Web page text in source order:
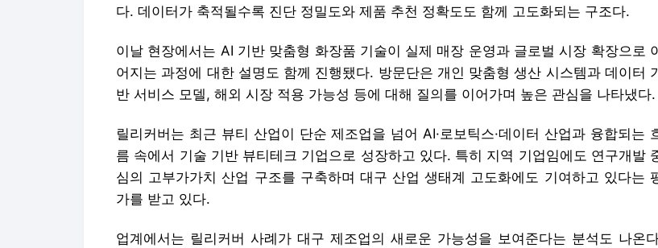
다. 데이터가 축적될수록 진단 정밀도와 제품 추천 정확도도 함께 고도화되는 구조다.
이날 현장에서는 AI 기반 맞춤형 화장품 기술이 실제 매장 운영과 글로벌 시장 확장으로
어지는 과정에 대한 설명도 함께 진행됐다. 방문단은 개인 맞춤형 생산 시스템과 데이터
반 서비스 모델, 해외 시장 적용 가능성 등에 대해 질의를 이어가며 높은 관심을 나타냈다.
릴리커버는 최근 뷰티 산업이 단순 제조업을 넘어 AI·로보틱스·데이터 산업과 융합되는
름 속에서 기술 기반 뷰티테크 기업으로 성장하고 있다. 특히 지역 기업임에도 연구개발
심의 고부가가치 산업 구조를 구축하며 대구 산업 생태계 고도화에도 기여하고 있다는
가를 받고 있다.
업계에서는 릴리커버 사례가 대구 제조업의 새로운 가능성을 보여준다는 분석도 나온